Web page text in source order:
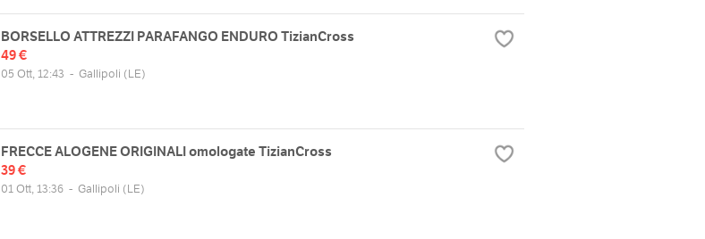
BORSELLO ATTREZZI PARAFANGO ENDURO TizianCross
49 €
05 Ott, 12:43 - Gallipoli (LE)
FRECCE ALOGENE ORIGINALI omologate TizianCross
39 €
01 Ott, 13:36 - Gallipoli (LE)